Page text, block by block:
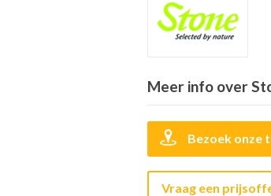
Meer info over
Bezoek onze
Vraag een